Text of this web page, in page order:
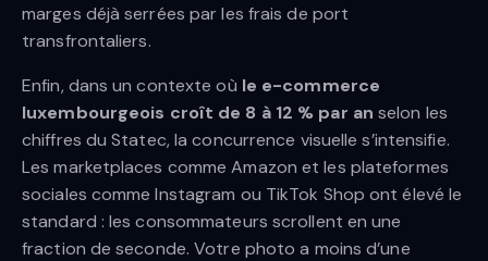
marges déjà serrées par les frais de port
transfrontaliers.
Enfin, dans un contexte où le e-commerce
luxembourgeois croît de 8 à 12 % par an selon les
chiffres du Statec, la concurrence visuelle s’intensifie.
Les marketplaces comme Amazon et les plateformes
sociales comme Instagram ou TikTok Shop ont élevé le
standard : les consommateurs scrollent en une
fraction de seconde. Votre photo a moins d’une